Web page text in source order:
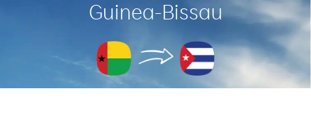
Guinea-Bissau